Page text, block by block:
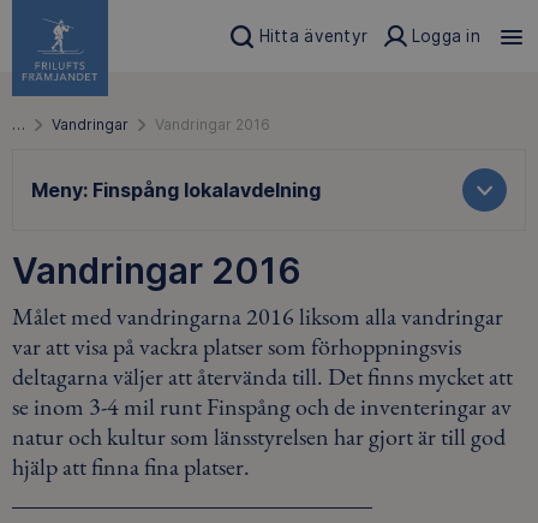
Hitta äventyr Logga in
… Vandringar Vandringar 2016
Meny: Finspång lokalavdelning
Vandringar 2016
Målet med vandringarna 2016 liksom alla vandringar
var att visa på vackra platser som förhoppningsvis
deltagarna väljer att återvända till. Det finns mycket att
se inom 3-4 mil runt Finspång och de inventeringar av
natur och kultur som länsstyrelsen har gjort är till god
hjälp att finna fina platser.